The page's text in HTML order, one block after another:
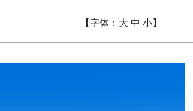
【字体： 大 中 小】